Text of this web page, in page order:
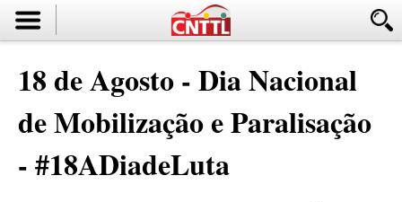
18 de Agosto - Dia Nacional
de Mobilização e Paralisação
- #18ADiadeLuta